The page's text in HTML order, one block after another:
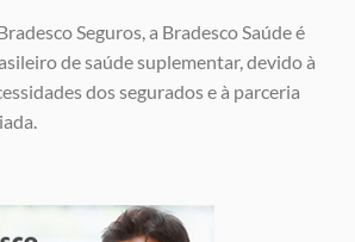
Seguros, a Bradesco Saúde é
de saúde suplementar, devido à
dos segurados e à parceria